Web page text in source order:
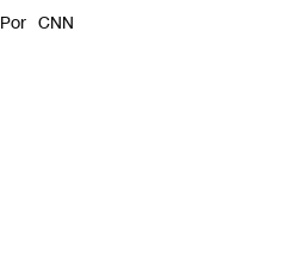
Servicios
Por CNN